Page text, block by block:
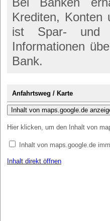
Krediten, Konten
ist Spar- und
Informationen
Bank.
Anfahrtsweg / Karte
Inhalt von maps.google.de
Hier klicken, um den Inhalt von
Inhalt von maps.google.de
Inhalt direkt öffnen